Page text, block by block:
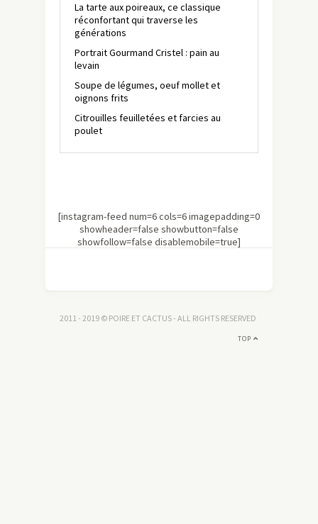
La tarte aux poireaux, ce classique
réconfortant qui traverse les
générations
Portrait Gourmand Cristel : pain au
levain
Soupe de légumes, oeuf mollet et
oignons frits
Citrouilles feuilletées et farcies au
poulet
[instagram-feed num=6 cols=6 imagepadding=0
showheader=false showbutton=false
showfollow=false disablemobile=true]
2011 - 2019 © POIRE ET CACTUS - ALL RIGHTS RESERVED
TOP